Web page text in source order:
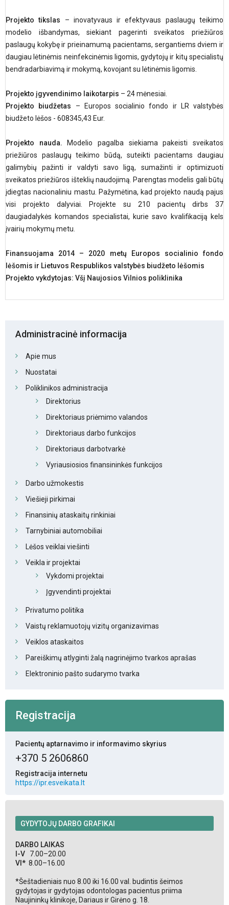
Projekto tikslas – inovatyvaus ir efektyvaus paslaugų teikimo
modelio išbandymas, siekiant pagerinti sveikatos priežiūros
paslaugų kokybę ir prieinamumą pacientams, sergantiems dviem ir
daugiau lėtinėmis neinfekcinėmis ligomis, gydytojų ir kitų specialistų
bendradarbiavimą ir mokymą, kovojant su lėtinėmis ligomis.
Projekto įgyvendinimo laikotarpis – 24 mėnesiai.
Projekto biudžetas – Europos socialinio fondo ir LR valstybės
biudžeto lėšos - 608345,43 Eur.
Projekto nauda.
Modelio pagalba siekiama pakeisti sveikatos
priežiūros paslaugų teikimo būdą, suteikti pacientams daugiau
galimybių pažinti ir valdyti savo ligą, sumažinti ir optimizuoti
sveikatos priežiūros išteklių naudojimą. Parengtas modelis gali būtų
įdiegtas nacionaliniu mastu. Pažymėtina, kad projekto naudą pajus
visi projekto dalyviai. Projekte su 210 pacientų dirbs 37
daugiadalykės komandos specialistai, kurie savo kvalifikaciją kels
įvairių mokymų metu.
Finansuojama 2014 – 2020 metų Europos socialinio fondo
lėšomis ir Lietuvos Respublikos valstybės biudžeto lėšomis
Projekto vykdytojas: Všį Naujosios Vilnios poliklinika
Administracinė informacija
Apie mus
Nuostatai
Poliklinikos administracija
Direktorius
Direktoriaus priėmimo valandos
Direktoriaus darbo funkcijos
Direktoriaus darbotvarkė
Vyriausiosios finansininkės funkcijos
Darbo užmokestis
Viešieji pirkimai
Finansinių ataskaitų rinkiniai
Tarnybiniai automobiliai
Lėšos veiklai viešinti
Veikla ir projektai
Vykdomi projektai
Įgyvendinti projektai
Privatumo politika
Vaistų reklamuotojų vizitų organizavimas
Veiklos ataskaitos
Pareiškimų atlyginti žalą nagrinėjimo tvarkos aprašas
Elektroninio pašto sudarymo tvarka
Registracija
Pacientų aptarnavimo ir informavimo skyrius
+370 5 2606860
Registracija internetu
https://ipr.esveikata.lt
GYDYTOJŲ DARBO GRAFIKAI
DARBO LAIKAS
I-V 7.00–20.00
VI* 8.00–16.00
*Šeštadieniais nuo 8.00 iki 16.00 val. budintis šeimos
gydytojas ir gydytojas odontologas pacientus priima
Naujininkų klinikoje, Dariaus ir Girėno g. 18.